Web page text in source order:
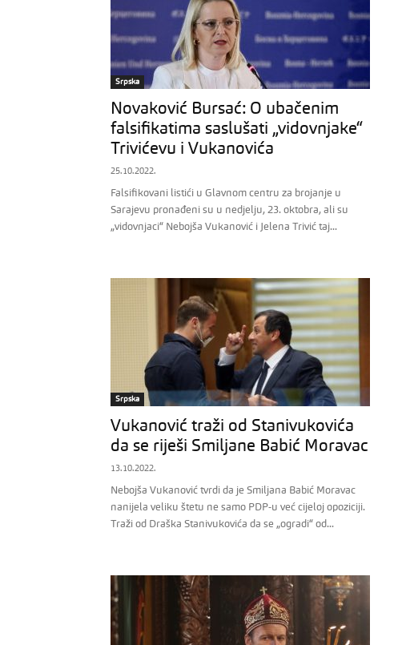
Srpska
Novaković Bursać: O ubačenim
falsifikatima saslušati „vidovnjake“
Trivićevu i Vukanovića
25.10.2022.
Falsifikovani listići u Glavnom centru za brojanje u
Sarajevu pronađeni su u nedjelju, 23. oktobra, ali su
„vidovnjaci“ Nebojša Vukanović i Jelena Trivić taj...
Srpska
Vukanović traži od Stanivukovića
da se riješi Smiljane Babić Moravac
13.10.2022.
Nebojša Vukanović tvrdi da je Smiljana Babić Moravac
nanijela veliku štetu ne samo PDP-u već cijeloj opoziciji.
Traži od Draška Stanivukovića da se „ogradi“ od...